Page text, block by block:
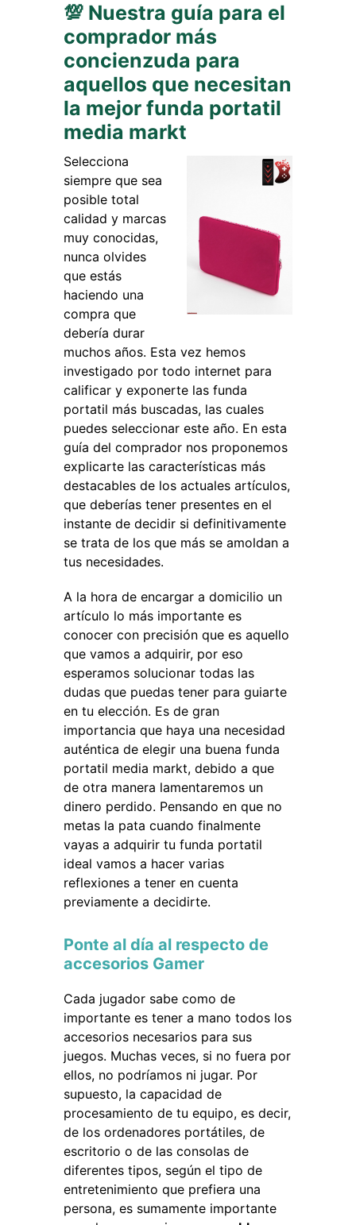
💯 Nuestra guía para el
comprador más
concienzuda para
aquellos que necesitan
la mejor funda portatil
media markt
Selecciona
siempre que sea
posible total
calidad y marcas
muy conocidas,
nunca olvides
que estás
haciendo una
compra que
debería durar
muchos años. Esta vez hemos
investigado por todo internet para
calificar y exponerte las funda
portatil más buscadas, las cuales
puedes seleccionar este año. En esta
guía del comprador nos proponemos
explicarte las características más
destacables de los actuales artículos,
que deberías tener presentes en el
instante de decidir si definitivamente
se trata de los que más se amoldan a
tus necesidades.
A la hora de encargar a domicilio un
artículo lo más importante es
conocer con precisión que es aquello
que vamos a adquirir, por eso
esperamos solucionar todas las
dudas que puedas tener para guiarte
en tu elección. Es de gran
importancia que haya una necesidad
auténtica de elegir una buena funda
portatil media markt, debido a que
de otra manera lamentaremos un
dinero perdido. Pensando en que no
metas la pata cuando finalmente
vayas a adquirir tu funda portatil
ideal vamos a hacer varias
reflexiones a tener en cuenta
previamente a decidirte.
Ponte al día al respecto de
accesorios Gamer
Cada jugador sabe como de
importante es tener a mano todos los
accesorios necesarios para sus
juegos. Muchas veces, si no fuera por
ellos, no podríamos ni jugar. Por
supuesto, la capacidad de
procesamiento de tu equipo, es decir,
de los ordenadores portátiles, de
escritorio o de las consolas de
diferentes tipos, según el tipo de
entretenimiento que prefiera una
persona, es sumamente importante